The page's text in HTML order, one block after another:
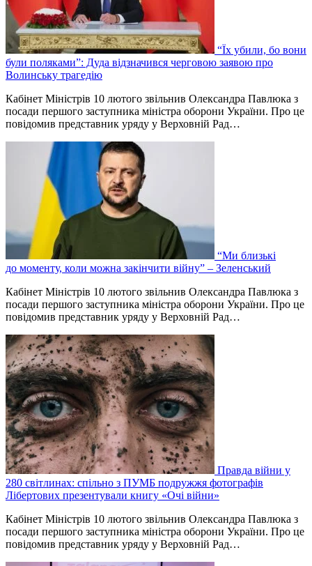
“Їх убили, бо вони
були поляками”: Дуда відзначився черговою заявою про
Волинську трагедію
Кабінет Міністрів 10 лютого звільнив Олександра Павлюка з
посади першого заступника міністра оборони України. Про це
повідомив представник уряду у Верховній Рад…
“Ми близькі
до моменту, коли можна закінчити війну” – Зеленський
Кабінет Міністрів 10 лютого звільнив Олександра Павлюка з
посади першого заступника міністра оборони України. Про це
повідомив представник уряду у Верховній Рад…
Правда війни у
280 світлинах: спільно з ПУМБ подружжя фотографів
Лібертових презентували книгу «Очі війни»
Кабінет Міністрів 10 лютого звільнив Олександра Павлюка з
посади першого заступника міністра оборони України. Про це
повідомив представник уряду у Верховній Рад…